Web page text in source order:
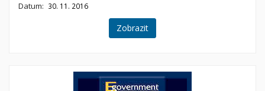
Datum: 30. 11. 2016
Zobrazit